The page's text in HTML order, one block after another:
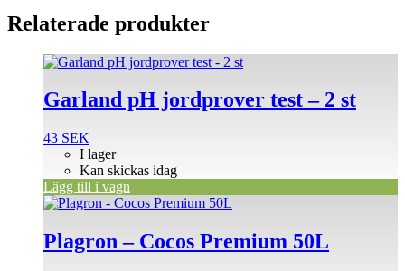
Relaterade produkter
Garland pH jordprover test – 2 st
43 SEK
I lager
Kan skickas idag
Lägg till i vagn
Plagron – Cocos Premium 50L